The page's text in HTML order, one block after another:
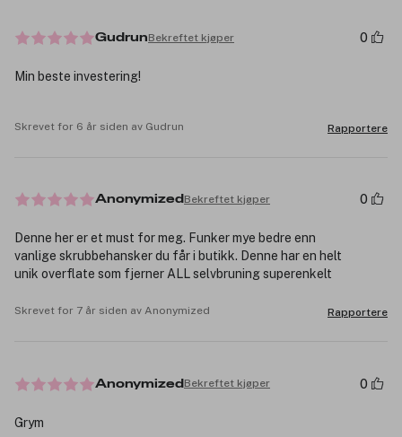
GudrunBekreftet kjøper 0
Min beste investering!
Skrevet for 6 år siden av Gudrun Rapportere
Anonymized Bekreftet kjøper 0
Denne her er et must for meg. Funker mye bedre enn
vanlige skrubbehansker du får i butikk. Denne har en helt
unik overflate som fjerner ALL selvbruning superenkelt
Skrevet for 7 år siden av Anonymized Rapportere
Anonymized Bekreftet kjøper 0
Grym